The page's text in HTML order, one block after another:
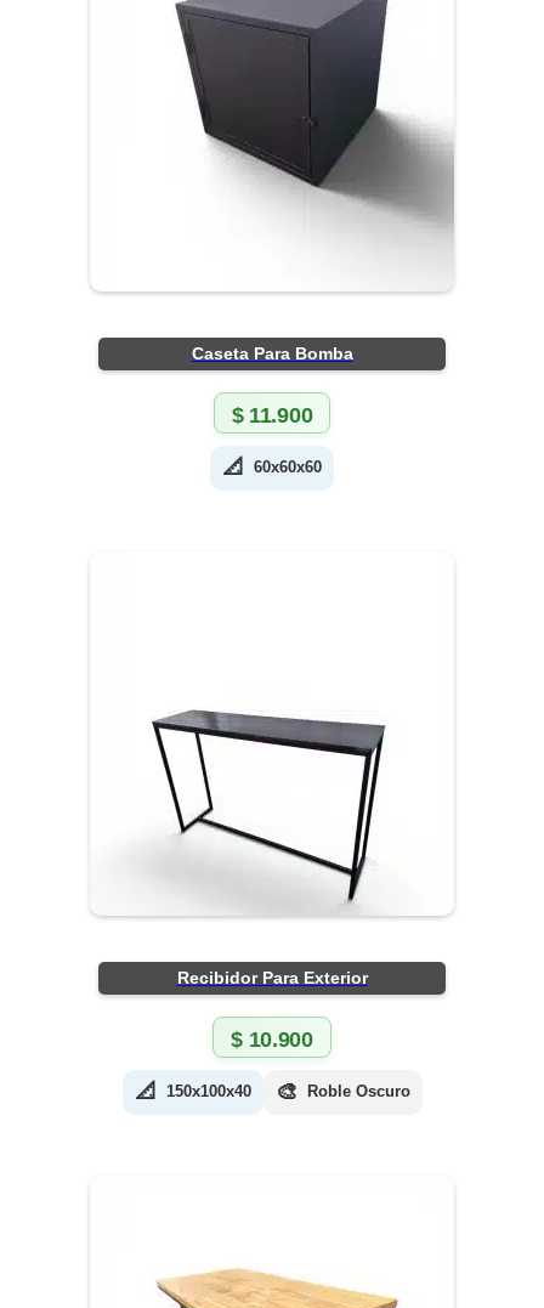
Caseta Para Bomba
$11.900
📐 60x60x60
Recibidor Para Exterior
$10.900
📐 150x100x40 🎨 Roble Oscuro